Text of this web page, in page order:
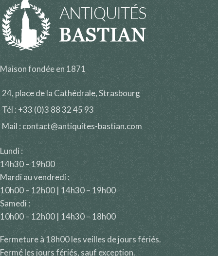
Maison fondée en 1871
24, place de la Cathédrale, Strasbourg
Tél : +33 (0)3 88 32 45 93
Mail : contact@antiquites-bastian.com
Lundi :
14h30 – 19h00
Mardi au vendredi :
10h00 – 12h00 | 14h30 – 19h00
Samedi :
10h00 – 12h00 | 14h30 – 18h00
Fermeture à 18h00 les veilles de jours fériés.
Fermé les jours fériés, sauf exception.